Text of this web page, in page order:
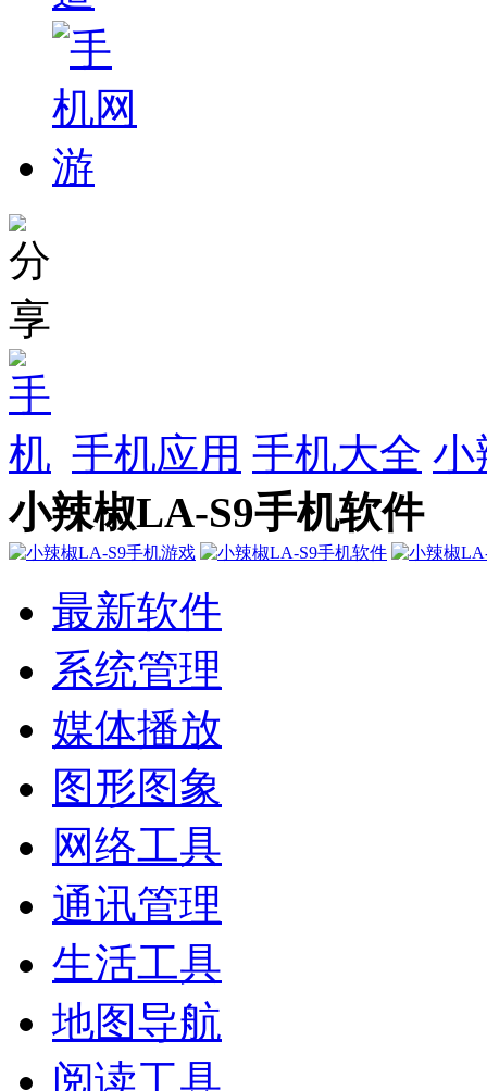
手机应用 手机大全 小
小辣椒LA-S9手机软件
最新软件
系统管理
媒体播放
图形图象
网络工具
通讯管理
生活工具
地图导航
阅读工具